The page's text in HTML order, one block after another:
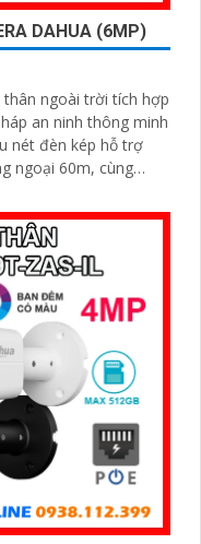
DAHUA (6MP)
thân ngoài trời tích hợp
an ninh thông minh
ngoại 60m, cùng
7 hỗ trợ POE, khe
nước IP67